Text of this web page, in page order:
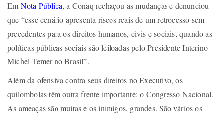
Em Nota Pública, a Conaq rechaçou as mudanças e denunciou
que “esse cenário apresenta riscos reais de um retrocesso sem
precedentes para os direitos humanos, civis e sociais, quando as
políticas públicas sociais são leiloadas pelo Presidente Interino
Michel Temer no Brasil”.
Além da ofensiva contra seus direitos no Executivo, os
quilombolas têm outra frente importante: o Congresso Nacional.
As ameaças são muitas e os inimigos, grandes. São vários os